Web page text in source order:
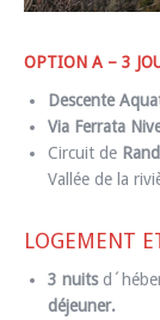
OPTION A – 3
Descente
Via Ferrata
Circuit de
Vallée de la
LOGEMENT
3 nuits
déjeuner.